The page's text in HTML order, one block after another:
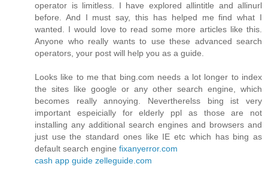
operator is limitless. I have explored allintitle and allinurl
before. And I must say, this has helped me find what I
wanted. I would love to read some more articles like this.
Anyone who really wants to use these advanced search
operators, your post will help you as a guide.
Looks like to me that bing.com needs a lot longer to index
the sites like google or any other search engine, which
becomes really annoying. Nevertherelss bing ist very
important espeicially for elderly ppl as those are not
installing any additional search engines and browsers and
just use the standard ones like IE etc which has bing as
default search engine fixanyerror.com
cash app guide zelleguide.com